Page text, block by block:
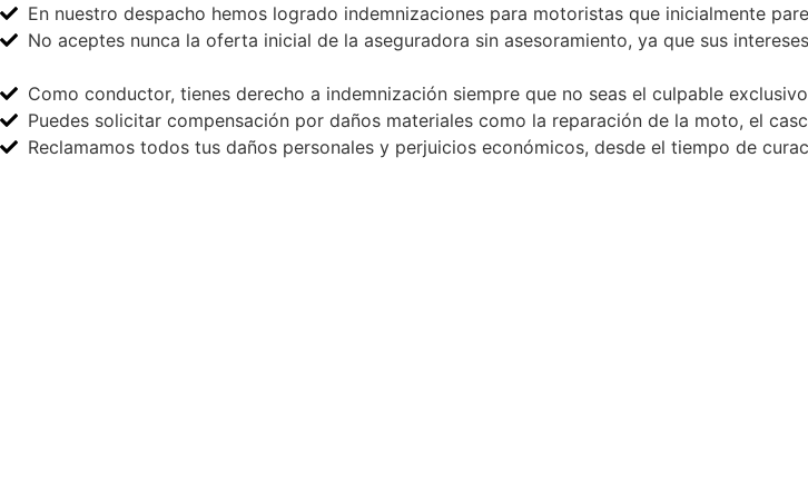
En nuestro despacho hemos logrado indemnizaciones para motoristas que inicialmente
No aceptes nunca la oferta inicial de la aseguradora sin asesoramiento, ya que sus
Como conductor, tienes derecho a indemnización siempre que no seas el culpable
Puedes solicitar compensación por daños materiales como la reparación de la moto, el
Reclamamos todos tus daños personales y perjuicios económicos, desde el tiempo de